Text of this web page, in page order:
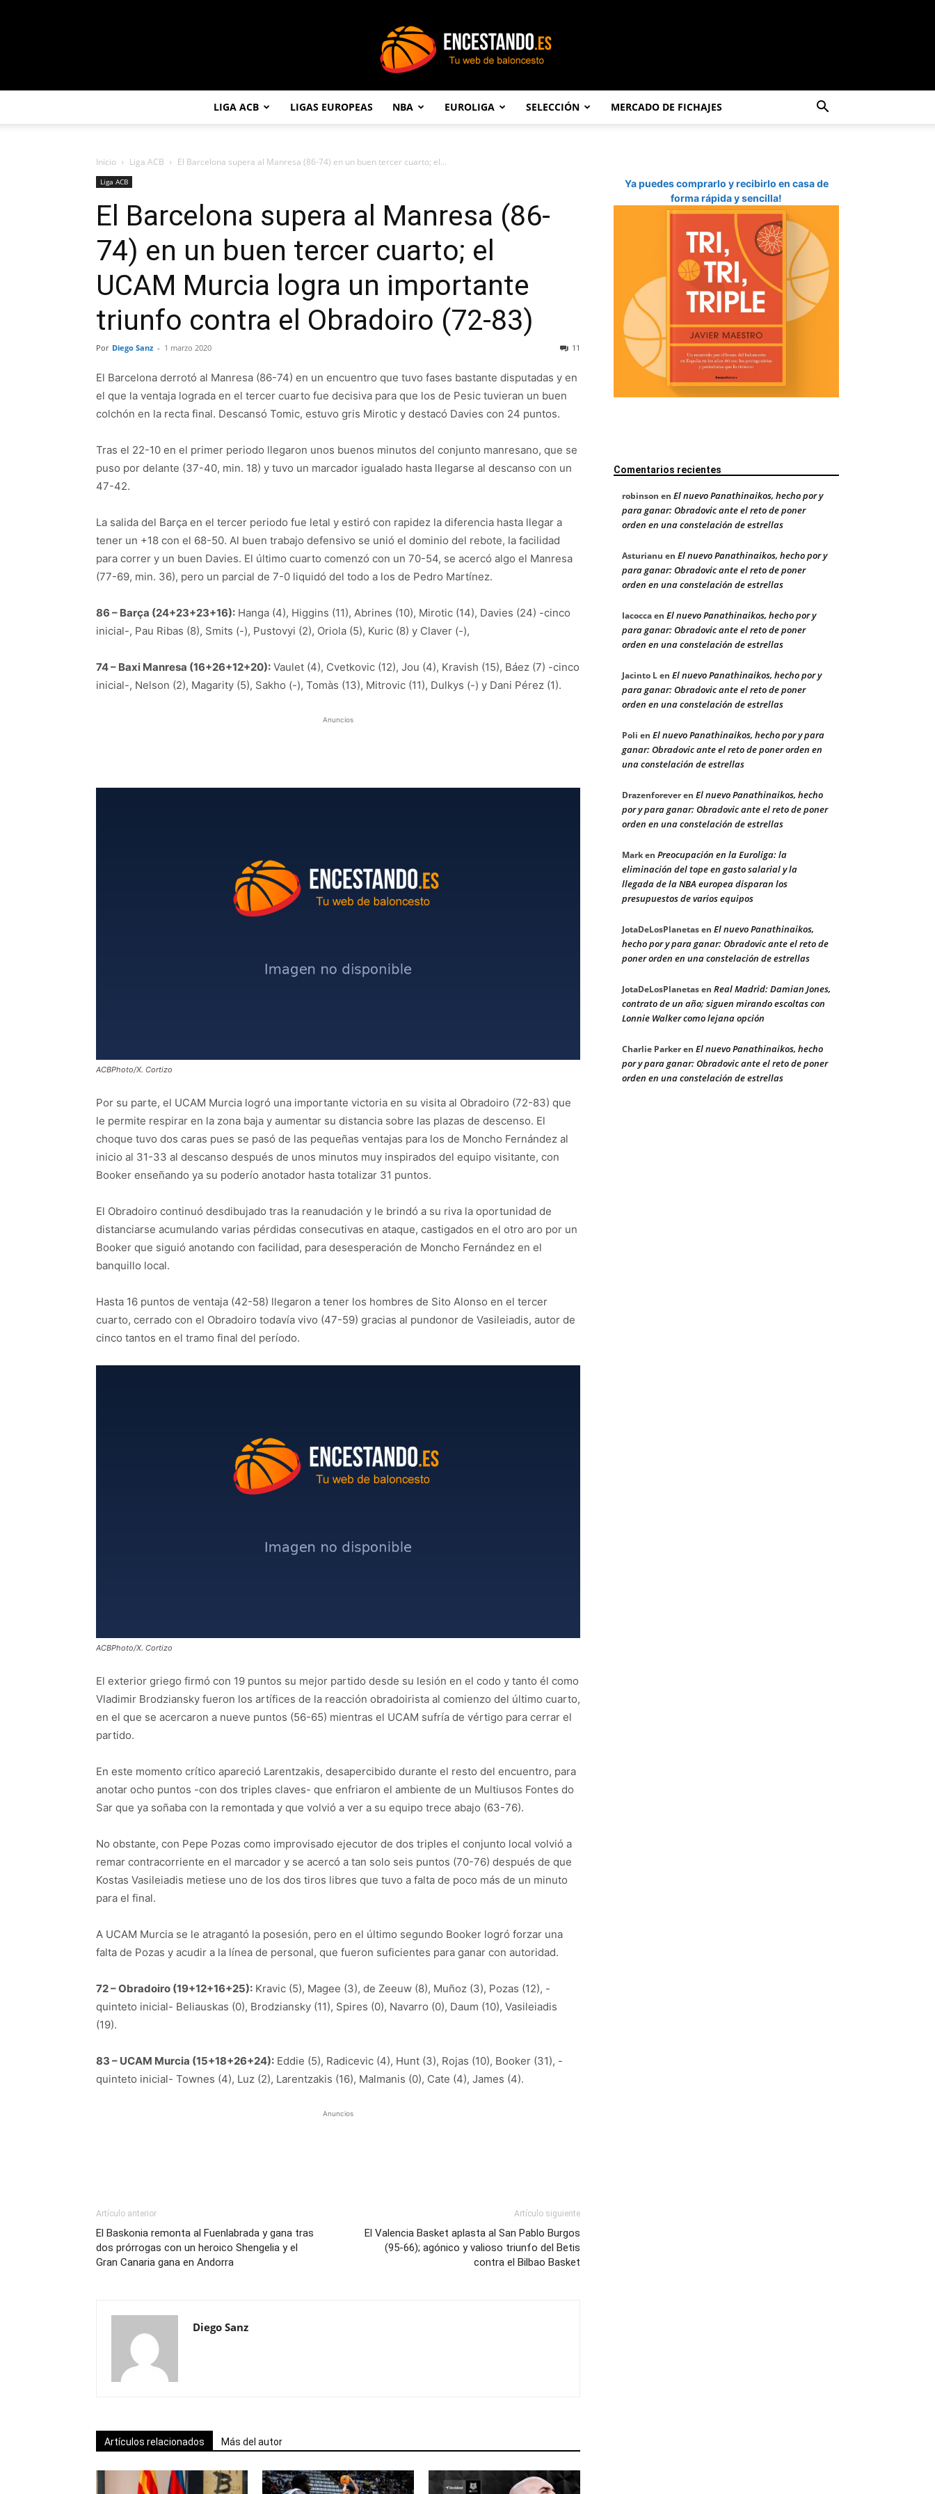
LIGA ACB LIGAS EUROPEAS NBA EUROLIGA SELECCIÓN MERCADO DE FICHAJES
Inicio Liga ACB El Barcelona supera al Manresa (86-74) en un buen tercer cuarto; el...
Liga ACB
El Barcelona supera al Manresa (86-
74) en un buen tercer cuarto; el
UCAM Murcia logra un importante
triunfo contra el Obradoiro (72-83)
Por Diego Sanz - 1 marzo 2020 11
El Barcelona derrotó al Manresa (86-74) en un encuentro que tuvo fases bastante disputadas y en
el que la ventaja lograda en el tercer cuarto fue decisiva para que los de Pesic tuvieran un buen
colchón en la recta final. Descansó Tomic, estuvo gris Mirotic y destacó Davies con 24 puntos.
Tras el 22-10 en el primer periodo llegaron unos buenos minutos del conjunto manresano, que se
puso por delante (37-40, min. 18) y tuvo un marcador igualado hasta llegarse al descanso con un
47-42.
La salida del Barça en el tercer periodo fue letal y estiró con rapidez la diferencia hasta llegar a
tener un +18 con el 68-50. Al buen trabajo defensivo se unió el dominio del rebote, la facilidad
para correr y un buen Davies. El último cuarto comenzó con un 70-54, se acercó algo el Manresa
(77-69, min. 36), pero un parcial de 7-0 liquidó del todo a los de Pedro Martínez.
86 – Barça (24+23+23+16): Hanga (4), Higgins (11), Abrines (10), Mirotic (14), Davies (24) -cinco
inicial-, Pau Ribas (8), Smits (-), Pustovyi (2), Oriola (5), Kuric (8) y Claver (-),
74 – Baxi Manresa (16+26+12+20): Vaulet (4), Cvetkovic (12), Jou (4), Kravish (15), Báez (7) -cinco
inicial-, Nelson (2), Magarity (5), Sakho (-), Tomàs (13), Mitrovic (11), Dulkys (-) y Dani Pérez (1).
Anuncios
ACBPhoto/X. Cortizo
Por su parte, el UCAM Murcia logró una importante victoria en su visita al Obradoiro (72-83) que
le permite respirar en la zona baja y aumentar su distancia sobre las plazas de descenso. El
choque tuvo dos caras pues se pasó de las pequeñas ventajas para los de Moncho Fernández al
inicio al 31-33 al descanso después de unos minutos muy inspirados del equipo visitante, con
Booker enseñando ya su poderío anotador hasta totalizar 31 puntos.
El Obradoiro continuó desdibujado tras la reanudación y le brindó a su riva la oportunidad de
distanciarse acumulando varias pérdidas consecutivas en ataque, castigados en el otro aro por un
Booker que siguió anotando con facilidad, para desesperación de Moncho Fernández en el
banquillo local.
Hasta 16 puntos de ventaja (42-58) llegaron a tener los hombres de Sito Alonso en el tercer
cuarto, cerrado con el Obradoiro todavía vivo (47-59) gracias al pundonor de Vasileiadis, autor de
cinco tantos en el tramo final del período.
ACBPhoto/X. Cortizo
El exterior griego firmó con 19 puntos su mejor partido desde su lesión en el codo y tanto él como
Vladimir Brodziansky fueron los artífices de la reacción obradoirista al comienzo del último cuarto,
en el que se acercaron a nueve puntos (56-65) mientras el UCAM sufría de vértigo para cerrar el
partido.
En este momento crítico apareció Larentzakis, desapercibido durante el resto del encuentro, para
anotar ocho puntos -con dos triples claves- que enfriaron el ambiente de un Multiusos Fontes do
Sar que ya soñaba con la remontada y que volvió a ver a su equipo trece abajo (63-76).
No obstante, con Pepe Pozas como improvisado ejecutor de dos triples el conjunto local volvió a
remar contracorriente en el marcador y se acercó a tan solo seis puntos (70-76) después de que
Kostas Vasileiadis metiese uno de los dos tiros libres que tuvo a falta de poco más de un minuto
para el final.
A UCAM Murcia se le atragantó la posesión, pero en el último segundo Booker logró forzar una
falta de Pozas y acudir a la línea de personal, que fueron suficientes para ganar con autoridad.
72 – Obradoiro (19+12+16+25): Kravic (5), Magee (3), de Zeeuw (8), Muñoz (3), Pozas (12), -
quinteto inicial- Beliauskas (0), Brodziansky (11), Spires (0), Navarro (0), Daum (10), Vasileiadis
(19).
83 – UCAM Murcia (15+18+26+24): Eddie (5), Radicevic (4), Hunt (3), Rojas (10), Booker (31), -
quinteto inicial- Townes (4), Luz (2), Larentzakis (16), Malmanis (0), Cate (4), James (4).
Anuncios
Artículo anterior
El Baskonia remonta al Fuenlabrada y gana tras
dos prórrogas con un heroico Shengelia y el
Gran Canaria gana en Andorra
Artículo siguiente
El Valencia Basket aplasta al San Pablo Burgos
(95-66); agónico y valioso triunfo del Betis
contra el Bilbao Basket
Diego Sanz
Artículos relacionados Más del autor
Ya puedes comprarlo y recibirlo en casa de
forma rápida y sencilla!
Comentarios recientes
robinson en El nuevo Panathinaikos, hecho por y
para ganar: Obradovic ante el reto de poner
orden en una constelación de estrellas
Asturianu en El nuevo Panathinaikos, hecho por y
para ganar: Obradovic ante el reto de poner
orden en una constelación de estrellas
Iacoccaen El nuevo Panathinaikos, hecho por y
para ganar: Obradovic ante el reto de poner
orden en una constelación de estrellas
Jacinto Len El nuevo Panathinaikos, hecho por y
para ganar: Obradovic ante el reto de poner
orden en una constelación de estrellas
Poli en El nuevo Panathinaikos, hecho por y para
ganar: Obradovic ante el reto de poner orden en
una constelación de estrellas
Drazenforeveren El nuevo Panathinaikos, hecho
por y para ganar: Obradovic ante el reto de poner
orden en una constelación de estrellas
Marken Preocupación en la Euroliga: la
eliminación del tope en gasto salarial y la
llegada de la NBA europea disparan los
presupuestos de varios equipos
JotaDeLosPlanetasen El nuevo Panathinaikos,
hecho por y para ganar: Obradovic ante el reto de
poner orden en una constelación de estrellas
JotaDeLosPlanetasen Real Madrid: Damian Jones,
contrato de un año; siguen mirando escoltas con
Lonnie Walker como lejana opción
Charlie Parkeren El nuevo Panathinaikos, hecho
por y para ganar: Obradovic ante el reto de poner
orden en una constelación de estrellas